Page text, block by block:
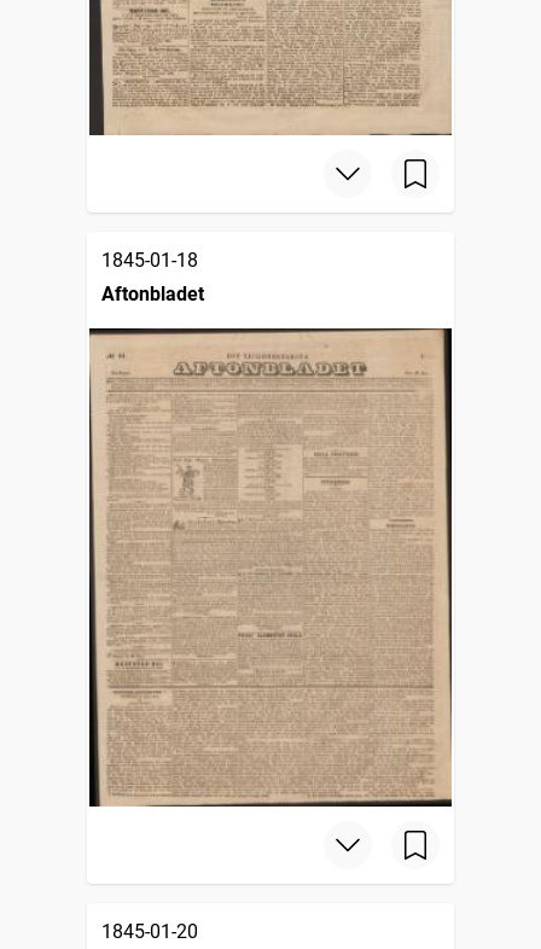
1845-01-18
Aftonbladet
1845-01-20